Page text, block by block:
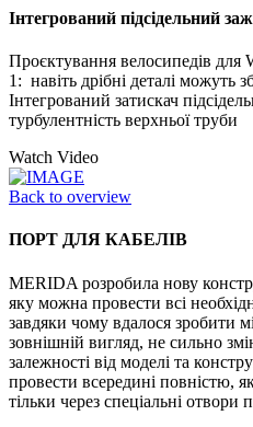
Інтегрований підсідельний
Проєктування велосипедів
1: навіть дрібні деталі можуть
Інтегрований затискач
турбулентність верхньої труби
Watch Video
Back to overview
ПОРТ ДЛЯ КАБЕЛІВ
MERIDA розробила нову
яку можна провести всі
завдяки чому вдалося зробити
зовнішній вигляд, не сильно
залежності від моделі та
провести всередині повністю,
тільки через спеціальні отвори